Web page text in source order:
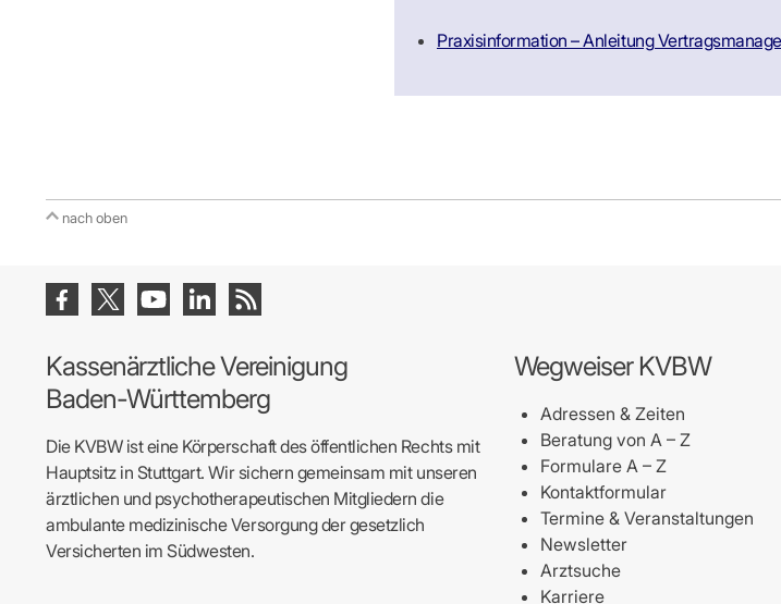
Praxisinformation – Anleitung
nach oben
Kassenärztliche Vereinigung
Baden-Württemberg
Die KVBW ist eine Körperschaft des öffentlichen Rechts mit
Hauptsitz in Stuttgart. Wir sichern gemeinsam mit unseren
ärztlichen und psychotherapeutischen Mitgliedern die
ambulante medizinische Versorgung der gesetzlich
Versicherten im Südwesten.
Wegweiser KVBW
Adressen & Zeiten
Beratung von A – Z
Formulare A – Z
Kontaktformular
Termine & Veranstaltungen
Newsletter
Arztsuche
Karriere